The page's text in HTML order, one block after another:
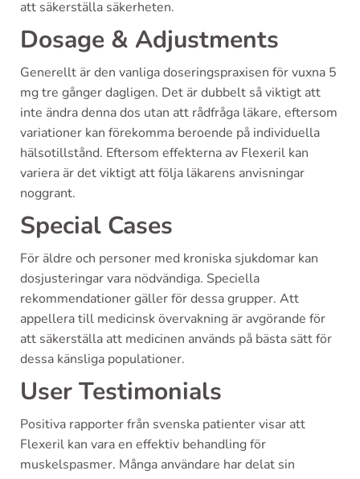
att säkerställa säkerheten.
Dosage & Adjustments
Generellt är den vanliga doseringspraxisen för vuxna 5
mg tre gånger dagligen. Det är dubbelt så viktigt att
inte ändra denna dos utan att rådfråga läkare, eftersom
variationer kan förekomma beroende på individuella
hälsotillstånd. Eftersom effekterna av Flexeril kan
variera är det viktigt att följa läkarens anvisningar
noggrant.
Special Cases
För äldre och personer med kroniska sjukdomar kan
dosjusteringar vara nödvändiga. Speciella
rekommendationer gäller för dessa grupper. Att
appellera till medicinsk övervakning är avgörande för
att säkerställa att medicinen används på bästa sätt för
dessa känsliga populationer.
User Testimonials
Positiva rapporter från svenska patienter visar att
Flexeril kan vara en effektiv behandling för
muskelspasmer. Många användare har delat sin